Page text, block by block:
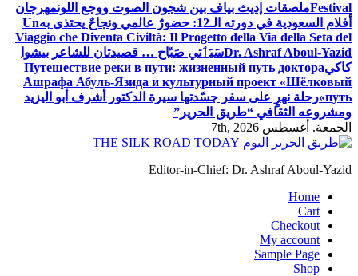
Festivalملصقات إديث بياف بين شجون الصوت ووجع اللونمهرجان
أفلام السعودية في دورته الـ12: حضورٌ عالمي ونجاحٌ يحتذى به
Un
Viaggio che Diventa Civiltà: Il Progetto della Via della Seta del
Dr. Ashraf Aboul-Yazidسَيَٲتي صَبّاح … قصيدتان للشاعر بيشوا
كاكيПутешествие реки в пути: жизненный путь доктора
Ашрафа Абуль-Язида и культурный проект «Шёлковый
путь» رحلة نهرٍ على سفر جسّدتها سيرة الدكتور أشرف أبو اليزيد
ومشروعه الثقافي “طريق الحرير”
الجمعة. أغسطس 7th, 2026
Editor-in-Chief: Dr. Ashraf Aboul-Yazid
Home
Cart
Checkout
My account
Sample Page
Shop